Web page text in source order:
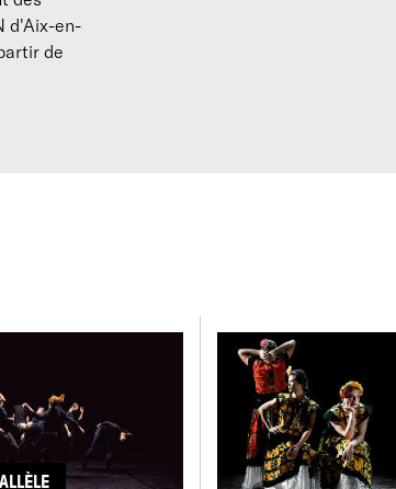
pour y développer ses propres projets :
est installée depuis 2017 à Marseille.
au théâtre avec Vincent Goethals,
Il réalise une série documentaire,RÊVES,
entre chorégraphe, danseur et public sur le
Il invite le spectateur à partager une
d'Aix-en-
de